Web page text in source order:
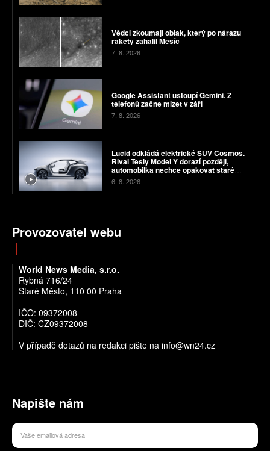
Vědci zkoumají oblak, který po nárazu
rakety zahalil Měsíc
7. 8. 2026
Google Assistant ustoupí Gemini. Z
telefonů začne mizet v září
7. 8. 2026
Lucid odkládá elektrické SUV Cosmos.
Rival Tesly Model Y dorazí později,
automobilka nechce opakovat staré
chyby
6. 8. 2026
Provozovatel webu
World News Media, s.r.o.
Rybná 716/24
Staré Město, 110 00 Praha
IČO: 09372008
DIČ: CZ09372008
V případě dotazů na redakci pište na info@wn24.cz
Napište nám